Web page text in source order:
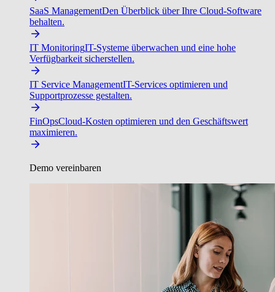
SaaS ManagementDen Überblick über Ihre Cloud-Software
behalten.
IT MonitoringIT-Systeme überwachen und eine hohe
Verfügbarkeit sicherstellen.
IT Service ManagementIT-Services optimieren und
Supportprozesse gestalten.
FinOpsCloud-Kosten optimieren und den Geschäftswert
maximieren.
Demo vereinbaren